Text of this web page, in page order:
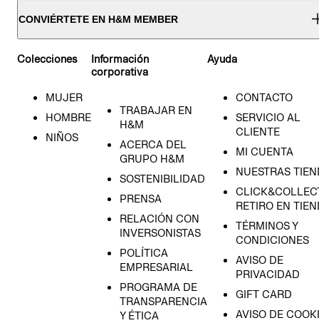
CONVIÉRTETE EN H&M MEMBER
Colecciones
MUJER
HOMBRE
NIÑOS
Información
corporativa
TRABAJAR EN
H&M
ACERCA DEL
GRUPO H&M
SOSTENIBILIDAD
PRENSA
RELACIÓN CON
INVERSONISTAS
POLÍTICA
EMPRESARIAL
PROGRAMA DE
TRANSPARENCIA
Y ÉTICA
Ayuda
CONTACTO
SERVICIO AL
CLIENTE
MI CUENTA
NUESTRAS
RETIRO EN
TÉRMINOS Y
CONDICIONES
AVISO DE
PRIVACIDAD
GIFT CARD
AVISO DE